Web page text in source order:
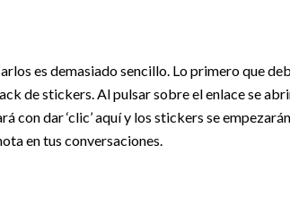
es demasiado sencillo. Lo primero que
de stickers. Al pulsar sobre el enlace se
con dar ‘clic’ aquí y los stickers se
en tus conversaciones.